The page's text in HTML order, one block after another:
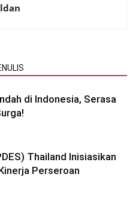
di Indonesia, Serasa
Thailand Inisiasikan
Perseroan